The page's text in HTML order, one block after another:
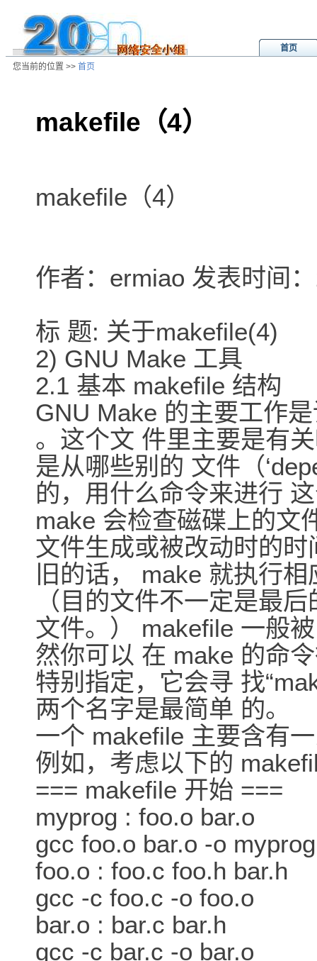
首页
您当前的位置 >> 首页
makefile（4）
makefile（4）
作者：ermiao 发表时间
标 题: 关于makefile(4)
2) GNU Make 工具
2.1 基本 makefile 结构
GNU Make 的主要工作
。这个文 件里主要是有
是从哪些别的 文件（
的，用什么命令来进行
make 会检查磁碟上的文
文件生成或被改动时的
旧的话， make 就执行
（目的文件不一定是最
文件。） makefile 一般
然你可以 在 make 的命
特别指定，它会寻 找
两个名字是最简单 的。
一个 makefile 主要含有
例如，考虑以下的
=== makefile 开始 ===
myprog : foo.o bar.o
gcc foo.o bar.o -o myprog
foo.o : foo.c foo.h bar.h
gcc -c foo.c -o foo.o
bar.o : bar.c bar.h
gcc -c bar.c -o bar.o